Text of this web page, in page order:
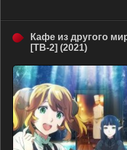
Кафе из другого
[ТВ-2] (2021)